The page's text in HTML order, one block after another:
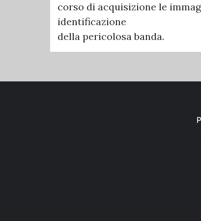
corso di acquisizione le
identificazione
della pericolosa banda.